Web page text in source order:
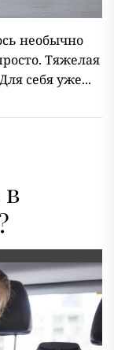
необычно
Тяжелая
себя уже...